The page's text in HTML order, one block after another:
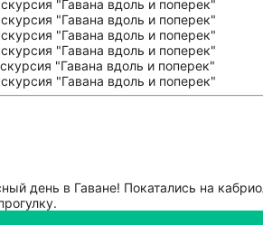
день в Гаване! Покатались на